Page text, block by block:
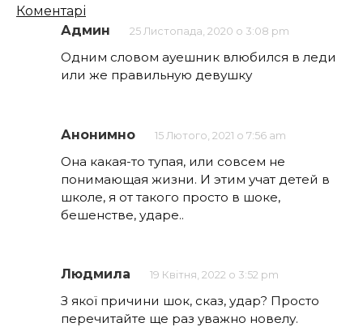
Кількість
коментарів
Коментарі
Админ
25 Листопада, 2020 о 3:08 pm
Одним словом ауешник влюбился в леди
или же правильную девушку
Анонимно 15 Лютого, 2021 о 7:56 am
Она какая-то тупая, или совсем не
понимающая жизни. И этим учат детей в
школе, я от такого просто в шоке,
бешенстве, ударе..
Людмила 19 Квітня, 2022 о 3:52 pm
З якої причини шок, сказ, удар? Просто
перечитайте ще раз уважно новелу.